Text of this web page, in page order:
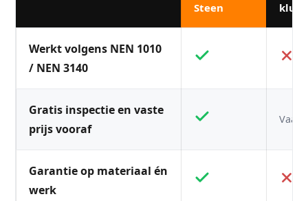
Steen
Werkt volgens NEN 1010
/ NEN 3140
Gratis inspectie en vaste
prijs vooraf
Vaak
Garantie op materiaal én
werk